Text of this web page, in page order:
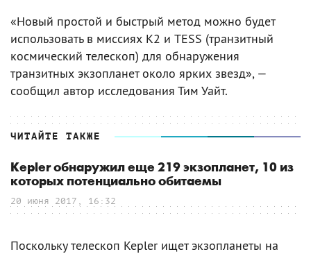
«Новый простой и быстрый метод можно будет
использовать в миссиях K2 и TESS (транзитный
космический телескоп) для обнаружения
транзитных экзопланет около ярких звезд», —
сообщил автор исследования Тим Уайт.
ЧИТАЙТЕ ТАКЖЕ
Kepler обнаружил еще 219 экзопланет, 10 из
которых потенциально обитаемы
20 июня 2017, 16:32
Поскольку телескоп Kepler ищет экзопланеты на